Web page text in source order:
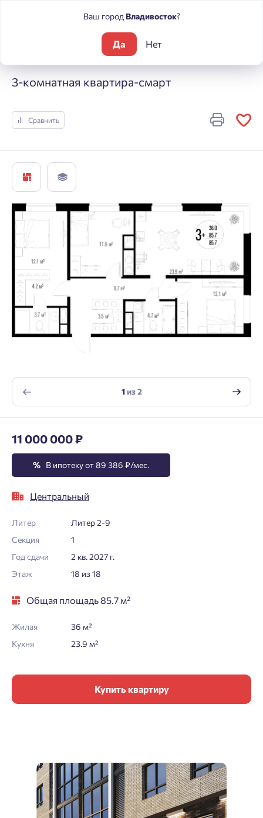
Центральный
3-комнатная квартира-смарт
Сравнить
11 000 000 ₽
% В ипотеку от 89 386 ₽/мес.
Центральный
Литер
Литер 2-9
Секция
1
Год сдачи
2 кв. 2027 г.
Этаж
18 из 18
Общая площадь 85.7 м²
Жилая
36 м²
Кухня
23.9 м²
Купить квартиру
1из2
Ваш город Владивосток?
Да Нет